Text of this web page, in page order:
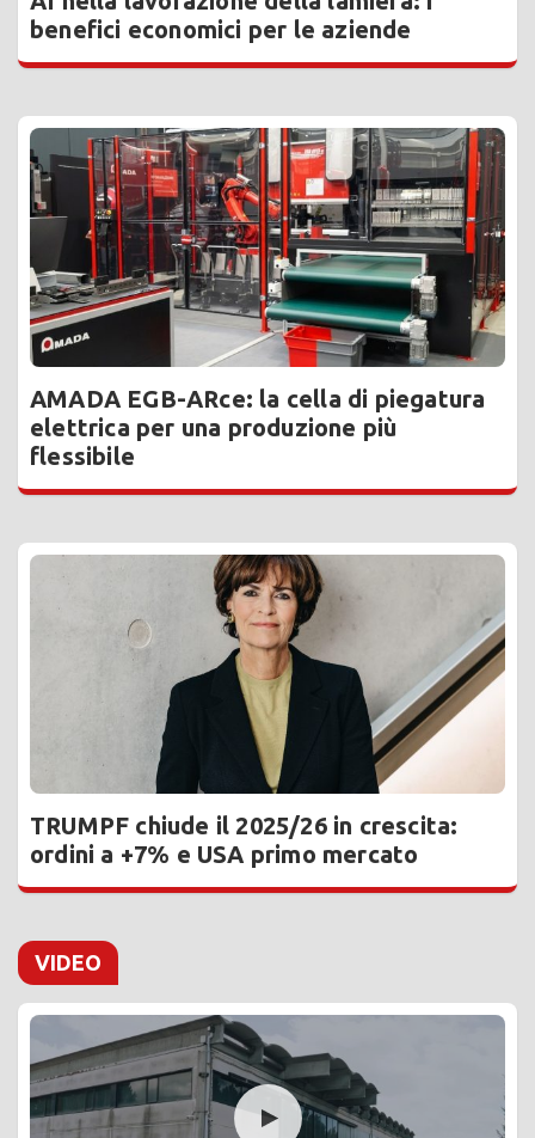
benefici economici per le aziende
AMADA EGB-ARce: la cella di piegatura
elettrica per una produzione più
flessibile
TRUMPF chiude il 2025/26 in crescita:
ordini a +7% e USA primo mercato
VIDEO